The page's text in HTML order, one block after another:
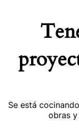
Se está
obras